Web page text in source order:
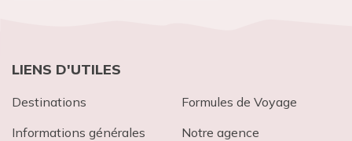
LIENS D'UTILES
Destinations
Formules de Voyage
Informations générales
Notre agence